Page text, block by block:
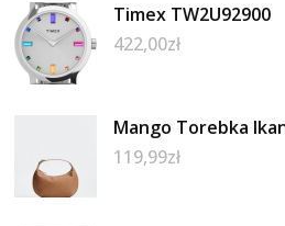
Timex TW2U92900
422,00zł
Mango Torebka
119,99zł